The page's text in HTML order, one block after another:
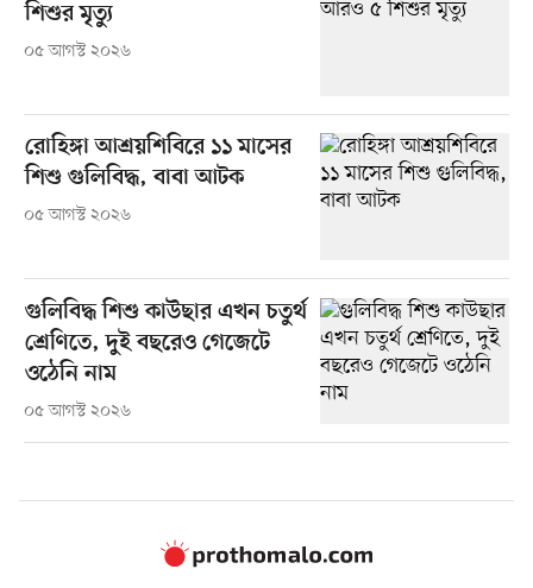
শিশুর মৃত্যু
০৫ আগস্ট ২০২৬
রোহিঙ্গা আশ্রয়শিবিরে ১১ মাসের
শিশু গুলিবিদ্ধ, বাবা আটক
০৫ আগস্ট ২০২৬
গুলিবিদ্ধ শিশু কাউছার এখন চতুর্থ
শ্রেণিতে, দুই বছরেও গেজেটে
ওঠেনি নাম
০৫ আগস্ট ২০২৬